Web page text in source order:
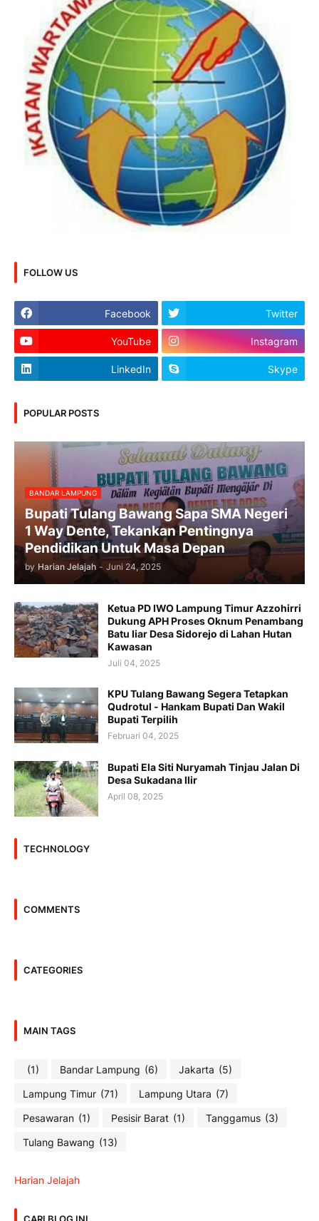
FOLLOW US
Facebook Twitter
YouTube Instagram
LinkedIn Skype
POPULAR POSTS
BANDAR LAMPUNG
Bupati Tulang Bawang Sapa SMA Negeri
1 Way Dente, Tekankan Pentingnya
Pendidikan Untuk Masa Depan
by Harian Jelajah - Juni 24, 2025
Ketua PD IWO Lampung Timur Azzohirri
Dukung APH Proses Oknum Penambang
Batu liar Desa Sidorejo di Lahan Hutan
Kawasan
Juli 04, 2025
KPU Tulang Bawang Segera Tetapkan
Qudrotul - Hankam Bupati Dan Wakil
Bupati Terpilih
Februari 04, 2025
Bupati Ela Siti Nuryamah Tinjau Jalan Di
Desa Sukadana Ilir
April 08, 2025
TECHNOLOGY
COMMENTS
CATEGORIES
MAIN TAGS
(1) Bandar Lampung (6) Jakarta (5)
Lampung Timur (71) Lampung Utara (7)
Pesawaran (1) Pesisir Barat (1) Tanggamus (3)
Tulang Bawang (13)
Harian Jelajah